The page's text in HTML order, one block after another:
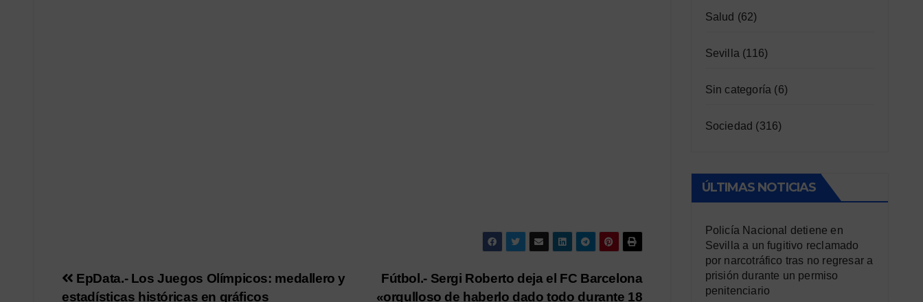
Navegación
Fútbol.- Sergi Roberto deja el FC Barcelona
«orgulloso de haberlo dado todo durante 18
EpData.- Los Juegos Olímpicos: medallero y
estadísticas históricas en gráficos
Salud (62)
Sevilla (116)
Sin categoría (6)
Sociedad (316)
ÚLTIMAS NOTICIAS
Policía Nacional detiene en
Sevilla a un fugitivo reclamado
por narcotráfico tras no regresar a
prisión durante un permiso
penitenciario